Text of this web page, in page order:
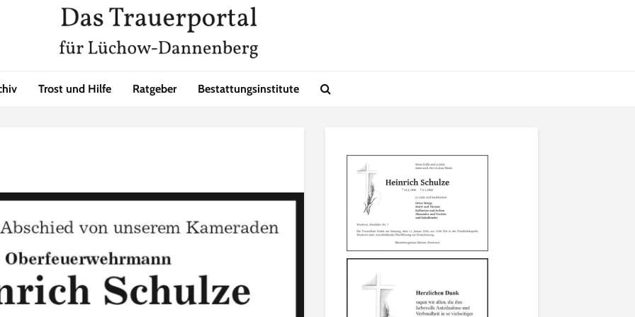
Trost und Hilfe Ratgeber Bestattungsinstitute